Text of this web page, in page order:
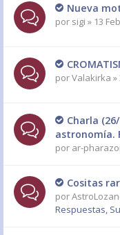
Nueva
por sigi » 13
porValakirka »
Charla
astronomía.
por ar-
Cositas
por
Respuestas,